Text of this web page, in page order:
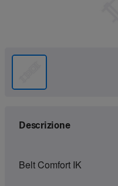
Descrizione
Belt Comfort IK